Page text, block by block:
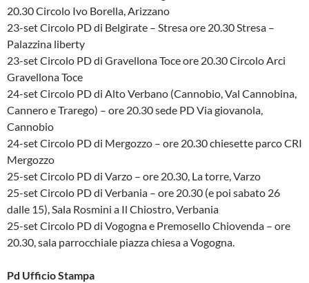
20.30 Circolo Ivo Borella, Arizzano
23-set Circolo PD di Belgirate – Stresa ore 20.30 Stresa –
Palazzina liberty
23-set Circolo PD di Gravellona Toce ore 20.30 Circolo Arci
Gravellona Toce
24-set Circolo PD di Alto Verbano (Cannobio, Val Cannobina,
Cannero e Trarego) – ore 20.30 sede PD Via giovanola,
Cannobio
24-set Circolo PD di Mergozzo – ore 20.30 chiesette parco CRI
Mergozzo
25-set Circolo PD di Varzo – ore 20.30, La torre, Varzo
25-set Circolo PD di Verbania – ore 20.30 (e poi sabato 26
dalle 15), Sala Rosmini a Il Chiostro, Verbania
25-set Circolo PD di Vogogna e Premosello Chiovenda – ore
20.30, sala parrocchiale piazza chiesa a Vogogna.
Pd Ufficio Stampa